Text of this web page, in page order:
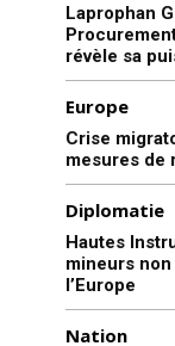
Laprophan
révèle sa
Europe
Crise
mesures de
Diplomatie
Hautes
mineurs
l’Europe
Nation